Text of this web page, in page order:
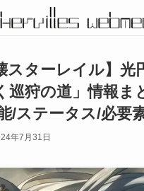
スターレイル】光
巡狩の道」情報ま
/ステータス/必要素
年7月31日